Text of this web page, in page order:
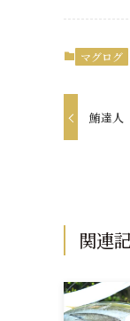
マグログ
鮪達人
関連